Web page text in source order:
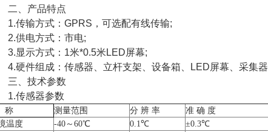
产品特点
输方式：GPRS，可选配有线传输;
电方式：市电;
示方式：1米*0.5米LED屏幕;
件组成：传感器、立杆支架、设备箱、LED屏幕、采集器
技术参数
感器参数
测量范围 分 辨 率 准 确 度
温度
-40～60℃ 0.1℃
±0.3℃